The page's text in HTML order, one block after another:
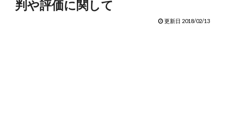
判や評価に関して
更新日 2018/02/13